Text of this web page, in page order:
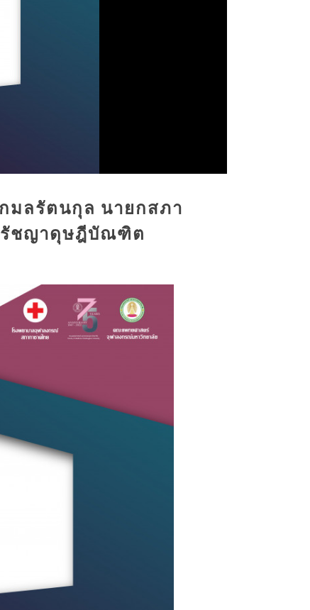
มลรัตนกุล นายกสภา
รัชญาดุษฎีบัณฑิต